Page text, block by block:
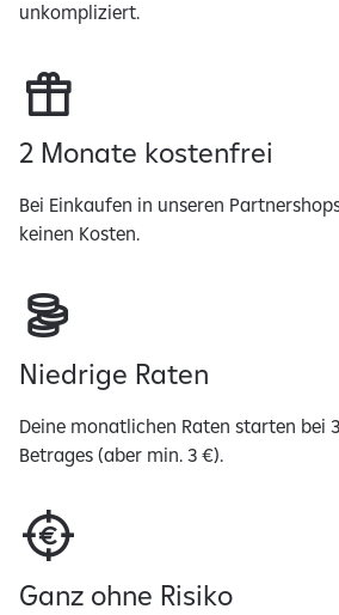
unkompliziert.
2 Monate kostenfrei
Bei Einkaufen in unseren
keinen Kosten.
Niedrige Raten
Deine monatlichen Raten starten bei
Betrages (aber min. 3 €).
Ganz ohne Risiko